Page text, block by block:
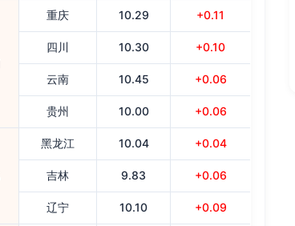
重庆 10.29 +0.11
四川 10.30 +0.10
云南 10.45 +0.06
贵州 10.00 +0.06
黑龙江 10.04 +0.04
吉林 9.83 +0.06
辽宁 10.10 +0.09